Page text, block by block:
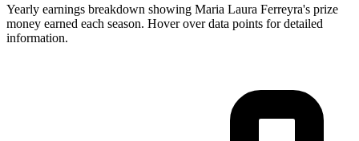
Yearly earnings breakdown showing Maria Laura Ferreyra's prize
money earned each season. Hover over data points for detailed
information.